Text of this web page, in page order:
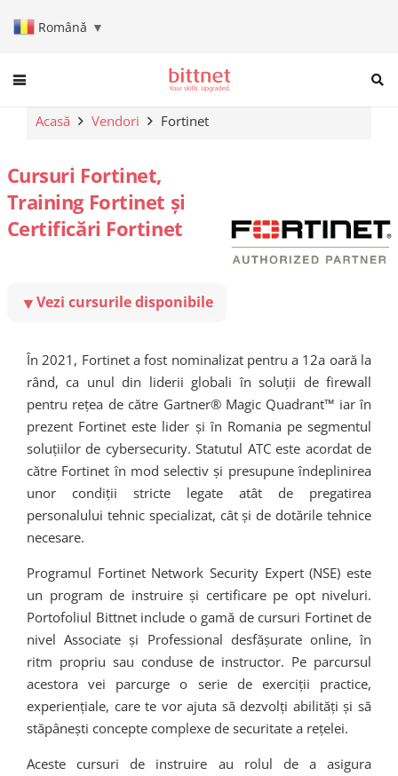
Română ▼
When autocomplete results
Acasă Vendori Fortinet
Cursuri Fortinet,
Training Fortinet și
Certificări Fortinet
▼Vezi cursurile disponibile
În 2021, Fortinet a fost nominalizat pentru a 12a oară la
rând, ca unul din liderii globali în soluții de firewall
pentru rețea de către Gartner® Magic Quadrant™ iar în
prezent Fortinet este lider și în Romania pe segmentul
soluțiilor de cybersecurity. Statutul ATC este acordat de
către Fortinet în mod selectiv și presupune îndeplinirea
unor condiții stricte legate atât de pregatirea
personalului tehnic specializat, cât și de dotările tehnice
necesare.
Programul Fortinet Network Security Expert (NSE) este
un program de instruire și certificare pe opt niveluri.
Portofoliul Bittnet include o gamă de cursuri Fortinet de
nivel Associate și Professional desfășurate online, în
ritm propriu sau conduse de instructor. Pe parcursul
acestora vei parcurge o serie de exerciții practice,
experiențiale, care te vor ajuta să dezvolți abilități și să
stăpânești concepte complexe de securitate a rețelei.
Aceste cursuri de instruire au rolul de a asigura